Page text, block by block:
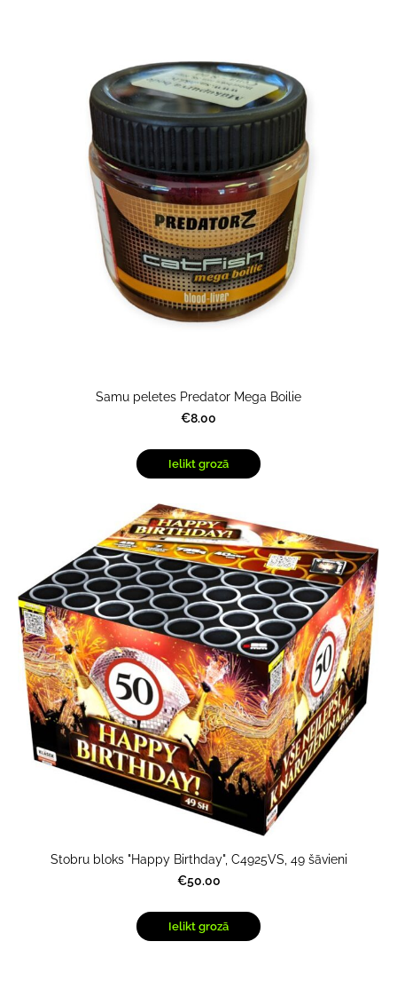
Samu peletes Predator Mega Boilie
€8.00
Ielikt grozā
Stobru bloks "Happy Birthday", C4925VS, 49 šāvieni
€50.00
Ielikt grozā